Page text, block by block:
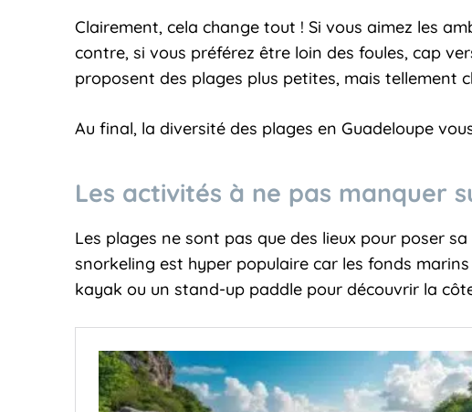
Clairement, cela change tout ! Si vous aimez les
contre, si vous préférez être loin des foules, cap
proposent des plages plus petites, mais tellement
Au final, la diversité des plages en Guadeloupe
Les activités à ne pas manquer
Les plages ne sont pas que des lieux pour poser
snorkeling est hyper populaire car les fonds
kayak ou un stand-up paddle pour découvrir la